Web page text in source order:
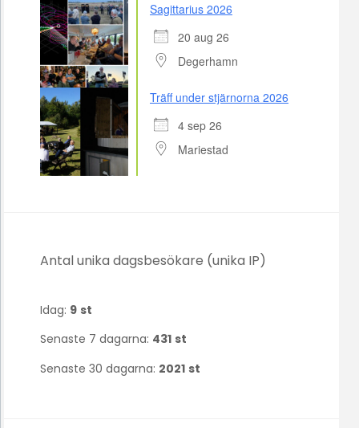
Sagittarius 2026
20 aug 26
Degerhamn
Träff under stjärnorna 2026
4 sep 26
Mariestad
Antal unika dagsbesökare (unika IP)
Idag: 9 st
Senaste 7 dagarna: 431 st
Senaste 30 dagarna: 2021 st